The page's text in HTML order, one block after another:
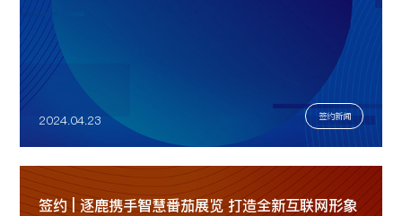
2024.04.23 签约新闻
签约 | 逐鹿携手智慧番茄展览 打造全新互联网形象